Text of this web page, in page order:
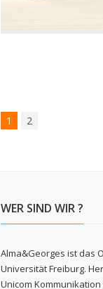
1 2
WER SIND WIR ?
Alma&Georges ist das
Universität Freiburg.
Unicom